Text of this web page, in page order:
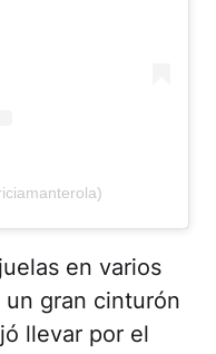
en varios
gran cinturón
llevar por el